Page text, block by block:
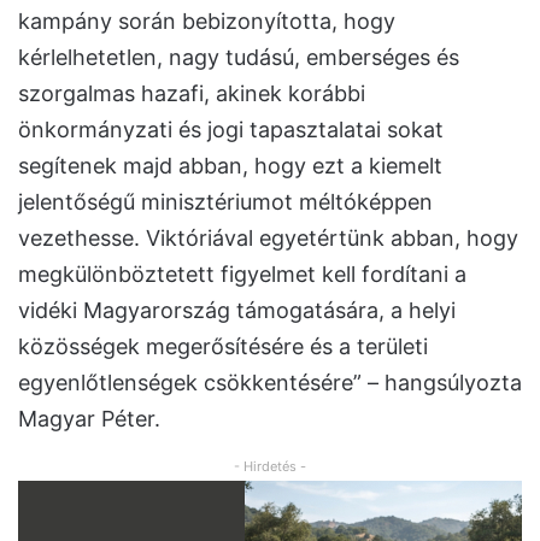
kampány során bebizonyította, hogy
kérlelhetetlen, nagy tudású, emberséges és
szorgalmas hazafi, akinek korábbi
önkormányzati és jogi tapasztalatai sokat
segítenek majd abban, hogy ezt a kiemelt
jelentőségű minisztériumot méltóképpen
vezethesse. Viktóriával egyetértünk abban, hogy
megkülönböztetett figyelmet kell fordítani a
vidéki Magyarország támogatására, a helyi
közösségek megerősítésére és a területi
egyenlőtlenségek csökkentésére” – hangsúlyozta
Magyar Péter.
- Hirdetés -